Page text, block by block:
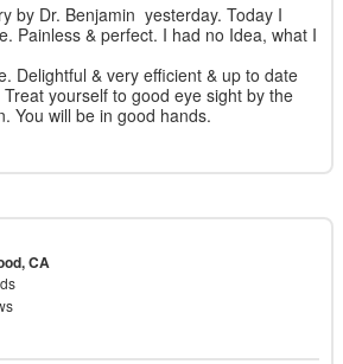
by Dr. Benjamin yesterday. Today I
Painless & perfect. I had no Idea, what I
Delightful & very efficient & up to date
yourself to good eye sight by the
You will be in good hands.
CA